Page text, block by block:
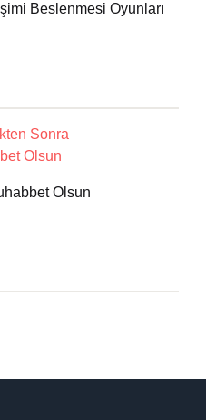
Beslenmesi Oyunları
Olsun